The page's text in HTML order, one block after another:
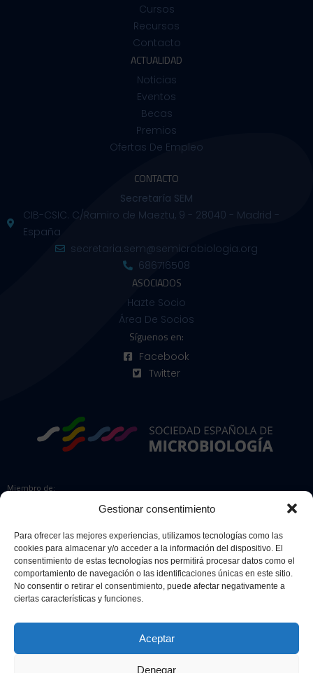
Gestionar consentimiento
Para ofrecer las mejores experiencias, utilizamos tecnologías como las
cookies para almacenar y/o acceder a la información del dispositivo. El
consentimiento de estas tecnologías nos permitirá procesar datos como el
comportamiento de navegación o las identificaciones únicas en este sitio.
No consentir o retirar el consentimiento, puede afectar negativamente a
ciertas características y funciones.
Aceptar
Denegar
Miembro de:
Colaboradores:
Cursos
Recursos
Contacto
ACTUALIDAD
Noticias
Eventos
Becas
Premios
Ofertas De Empleo
CONTACTO
Secretaría SEM
CIB-CSIC. C/Ramiro de Maeztu, 9 - 28040 - Madrid -
España
secretaria.sem@semicrobiologia.org
686716508
ASOCIADOS
Hazte Socio
Área De Socios
Síguenos en:
Facebook
Twitter